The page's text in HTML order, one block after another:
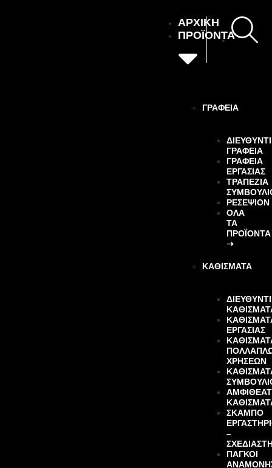
ΑΡΧΙΚΗ
ΠΡΟΪΟΝΤΑ
ΓΡΑΦΕΙΑ
ΓΡΑΦΕΙΑ
ΓΡΑΦΕΙΑ
ΕΡΓΑΣΙΑΣ
ΤΡΑΠΕΖΙΑ
ΡΕΣΕΨΙΟΝ
ΌΛΑ
ΤΑ
ΠΡΟΪΌΝΤΑ
➝
ΚΑΘΙΣΜΑΤΑ
ΕΡΓΑΣΙΑΣ
ΧΡΗΣΕΩΝ
ΣΚΑΜΠΟ
–
ΠΑΓΚΟΙ